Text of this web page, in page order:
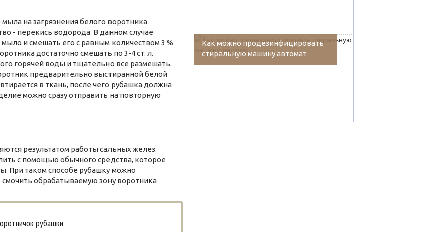
на загрязнения белого воротника
- перекись водорода. В данном случае
и смешать его с равным количеством 3 %
достаточно смешать по 3-4 ст. л.
горячей воды и тщательно все размешать.
предварительно выстиранной белой
в ткань, после чего рубашка должна
можно сразу отправить на повторную
результатом работы сальных желез.
с помощью обычного средства, которое
При таком способе рубашку можно
обрабатываемую зону воротника
рубашки
Как можно продезинфицировать
стиральную машину автомат